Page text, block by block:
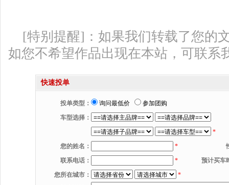
[特别提醒]：如果我们转载了您的
如您不希望作品出现在本站，可联系
快速投单
投单类型： 询问最低价
参加团购
车型选择：
*
您的姓名：
*
联系电话：
*
预计买车
您所在城市：
*